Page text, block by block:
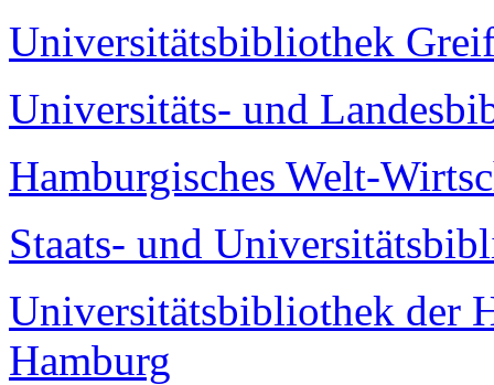
Universitätsbibliothek
Universitäts- und
Hamburgisches Welt-
Staats- und
Universitätsbibliothek der
Hamburg